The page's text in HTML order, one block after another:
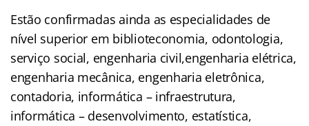
Estão confirmadas ainda as especialidades de
nível superior em biblioteconomia, odontologia,
serviço social, engenharia civil,engenharia elétrica,
engenharia mecânica, engenharia eletrônica,
contadoria, informática – infraestrutura,
informática – desenvolvimento, estatística,